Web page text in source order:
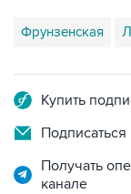
Фрунзенская
Купить
Подписаться
Получать
канале